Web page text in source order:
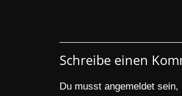
Schreibe einen
Du musst angemeldet sein,